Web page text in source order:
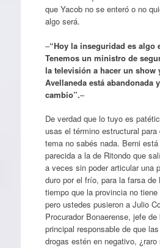
que Yacob no se enteró o no
algo será.
–“Hoy la inseguridad es algo
Tenemos un ministro de
la televisión a hacer un show
Avellaneda está abandonada
cambio”.–
De verdad que lo tuyo es
usas el término estructural para
tema no sabés nada. Berni
parecida a la de Ritondo que
a veces sin poder articular una
duro por el frío, para la farsa de
tiempo que la provincia no
pero ustedes pusieron a Julio
Procurador Bonaerense, jefe
principal responsable de que
drogas estén en negativo, ¿raro